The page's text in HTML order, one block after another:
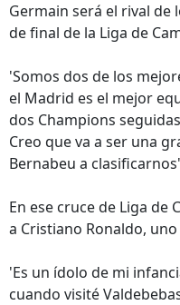
Germain será el rival de
de final de la Liga de
'Somos dos de los
el Madrid es el mejor
dos Champions
Creo que va a ser una
Bernabeu a
En ese cruce de Liga de
a Cristiano Ronaldo,
'Es un ídolo de mi
cuando visité